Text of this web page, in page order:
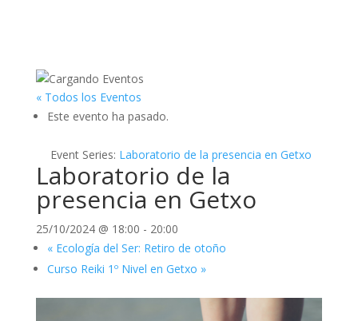
« Todos los Eventos
Este evento ha pasado.
Event Series: Laboratorio de la presencia en Getxo
Laboratorio de la
presencia en Getxo
25/10/2024 @ 18:00 - 20:00
«Ecología del Ser: Retiro de otoño
Curso Reiki 1º Nivel en Getxo »